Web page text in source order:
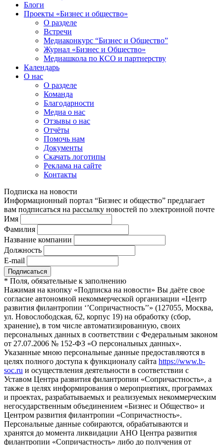
Блоги
Проекты «Бизнес и общество»
О разделе
Встречи
Медиаконкурс “Бизнес и Общество”
Журнал «Бизнес и Общество»
Медиашкола по КСО и партнерству
Календарь
О нас
О разделе
Команда
Благодарности
Медиа о нас
Отзывы о нас
Отчёты
Помочь нам
Документы
Скачать логотипы
Реклама на сайте
Контакты
Подписка на новости
Информационный портал “Бизнес и общество” предлагает
вам подписаться на рассылку новостей по электронной почте
Имя
Фамилия
Название компании
Должность
E-mail
* Поля, обязательные к заполнению
Нажимая на кнопку «Подписка на новости» Вы даёте свое
согласие автономной некоммерческой организации «Центр
развития филантропии ‘’Сопричастность’’» (127055, Москва,
ул. Новослободская, 62, корпус 19) на обработку (сбор,
хранение), в том числе автоматизированную, своих
персональных данных в соответствии с Федеральным законом
от 27.07.2006 № 152-ФЗ «О персональных данных».
Указанные мною персональные данные предоставляются в
целях полного доступа к функционалу сайта https://www.b-
soc.ru и осуществления деятельности в соответствии с
Уставом Центра развития филантропии «Сопричастность», а
также в целях информирования о мероприятиях, программах
и проектах, разрабатываемых и реализуемых некоммерческим
негосударственным объединением «Бизнес и Общество» и
Центром развития филантропии «Сопричастность».
Персональные данные собираются, обрабатываются и
хранятся до момента ликвидации АНО Центра развития
филантропии «Сопричастность» либо до получения от